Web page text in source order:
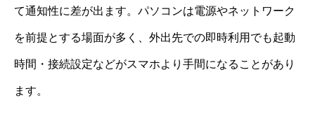
て通知性に差が出ます。パソコンは電源やネットワーク
を前提とする場面が多く、外出先での即時利用でも起動
時間・接続設定などがスマホより手間になることがあり
ます。